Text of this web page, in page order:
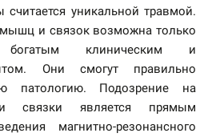
уникальной травмой.
и связок возможна только
клиническим и
Они смогут правильно
патологию. Подозрение на
является прямым
магнитно-резонансного